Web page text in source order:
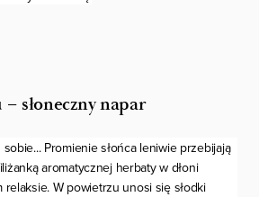
słoneczny napar
Promienie słońca leniwie przebijają
aromatycznej herbaty w dłoni
relaksie. W powietrzu unosi się słodki